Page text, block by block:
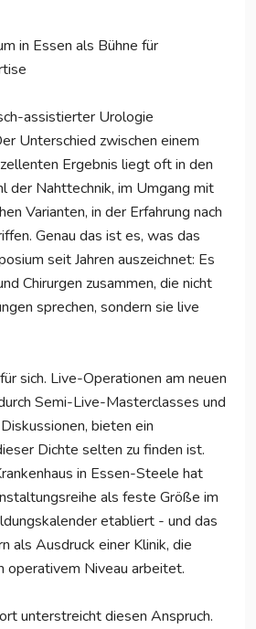
in Essen als Bühne für
assistierter Urologie
Unterschied zwischen einem
Ergebnis liegt oft in den
der Nahttechnik, im Umgang mit
Varianten, in der Erfahrung nach
Genau das ist es, was das
seit Jahren auszeichnet: Es
Chirurgen zusammen, die nicht
sprechen, sondern sie live
sich. Live-Operationen am neuen
Semi-Live-Masterclasses und
bieten ein
Dichte selten zu finden ist.
in Essen-Steele hat
als feste Größe im
etabliert - und das
als Ausdruck einer Klinik, die
operativem Niveau arbeitet.
unterstreicht diesen Anspruch.